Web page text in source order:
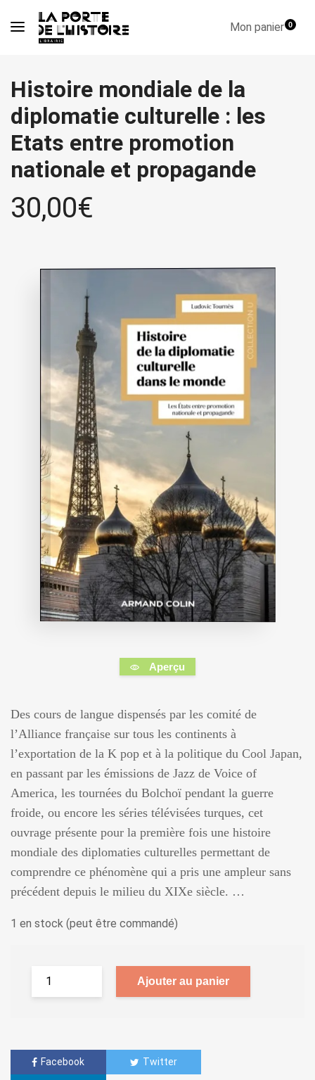
Mon panier0
Histoire mondiale de la
diplomatie culturelle : les
Etats entre promotion
nationale et propagande
30,00€
Aperçu
Des cours de langue dispensés par les comité de
l’Alliance française sur tous les continents à
l’exportation de la K pop et à la politique du Cool Japan,
en passant par les émissions de Jazz de Voice of
America, les tournées du Bolchoï pendant la guerre
froide, ou encore les séries télévisées turques, cet
ouvrage présente pour la première fois une histoire
mondiale des diplomaties culturelles permettant de
comprendre ce phénomène qui a pris une ampleur sans
précédent depuis le milieu du XIXe siècle. …
1 en stock (peut être commandé)
Ajouter au panier
Facebook Twitter